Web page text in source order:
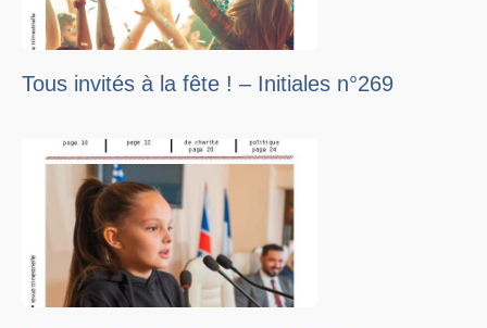
Tous invités à la fête ! – Initiales n°269